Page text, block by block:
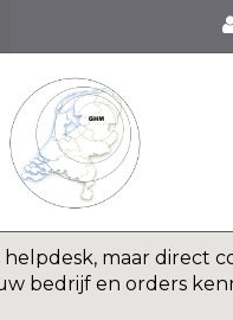
helpdesk, maar direct
bedrijf en orders